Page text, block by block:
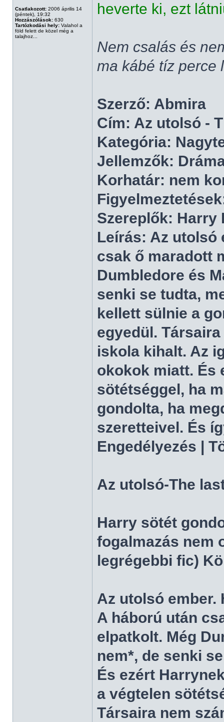
Csatlakozott: 2006 április 14
(péntek), 19:32
Hozzászólások: 630
Tartózkodási hely: Valahol a
föld felett de közel még a
talajhoz...
heverte ki, ezt
Nem csalás és
ma kábé tíz perce
Szerző: Abmira
Cím: Az utolsó -
Kategória:
Jellemzők:
Korhatár: nem
Szereplők: Harry
Leírás: Az utolsó
csak ő maradott
Dumbledore és
senki se tudta,
kellett sülnie a
egyedül.
iskola kihalt. Az
okokok miatt. És
sötétséggel, ha
gondolta, ha
szeretteivel. És
Engedélyezés |
Az utolsó-The
Harry sötét
fogalmazás nem
legrégebbi fic)
Az utolsó ember.
A háború után
elpatkolt. Még
nem*, de senki
És ezért
a végtelen
Társaira nem